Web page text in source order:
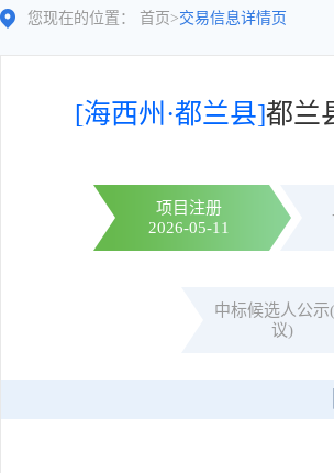
您现在的位置： 首页 >交易信息详情页
[海西州·都兰县]都兰
项目注册
2026-05-11
中标候选人公示
议)